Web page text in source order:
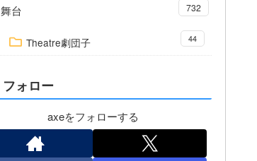
舞台 732
Theatre劇団子 44
フォロー
axeをフォローする